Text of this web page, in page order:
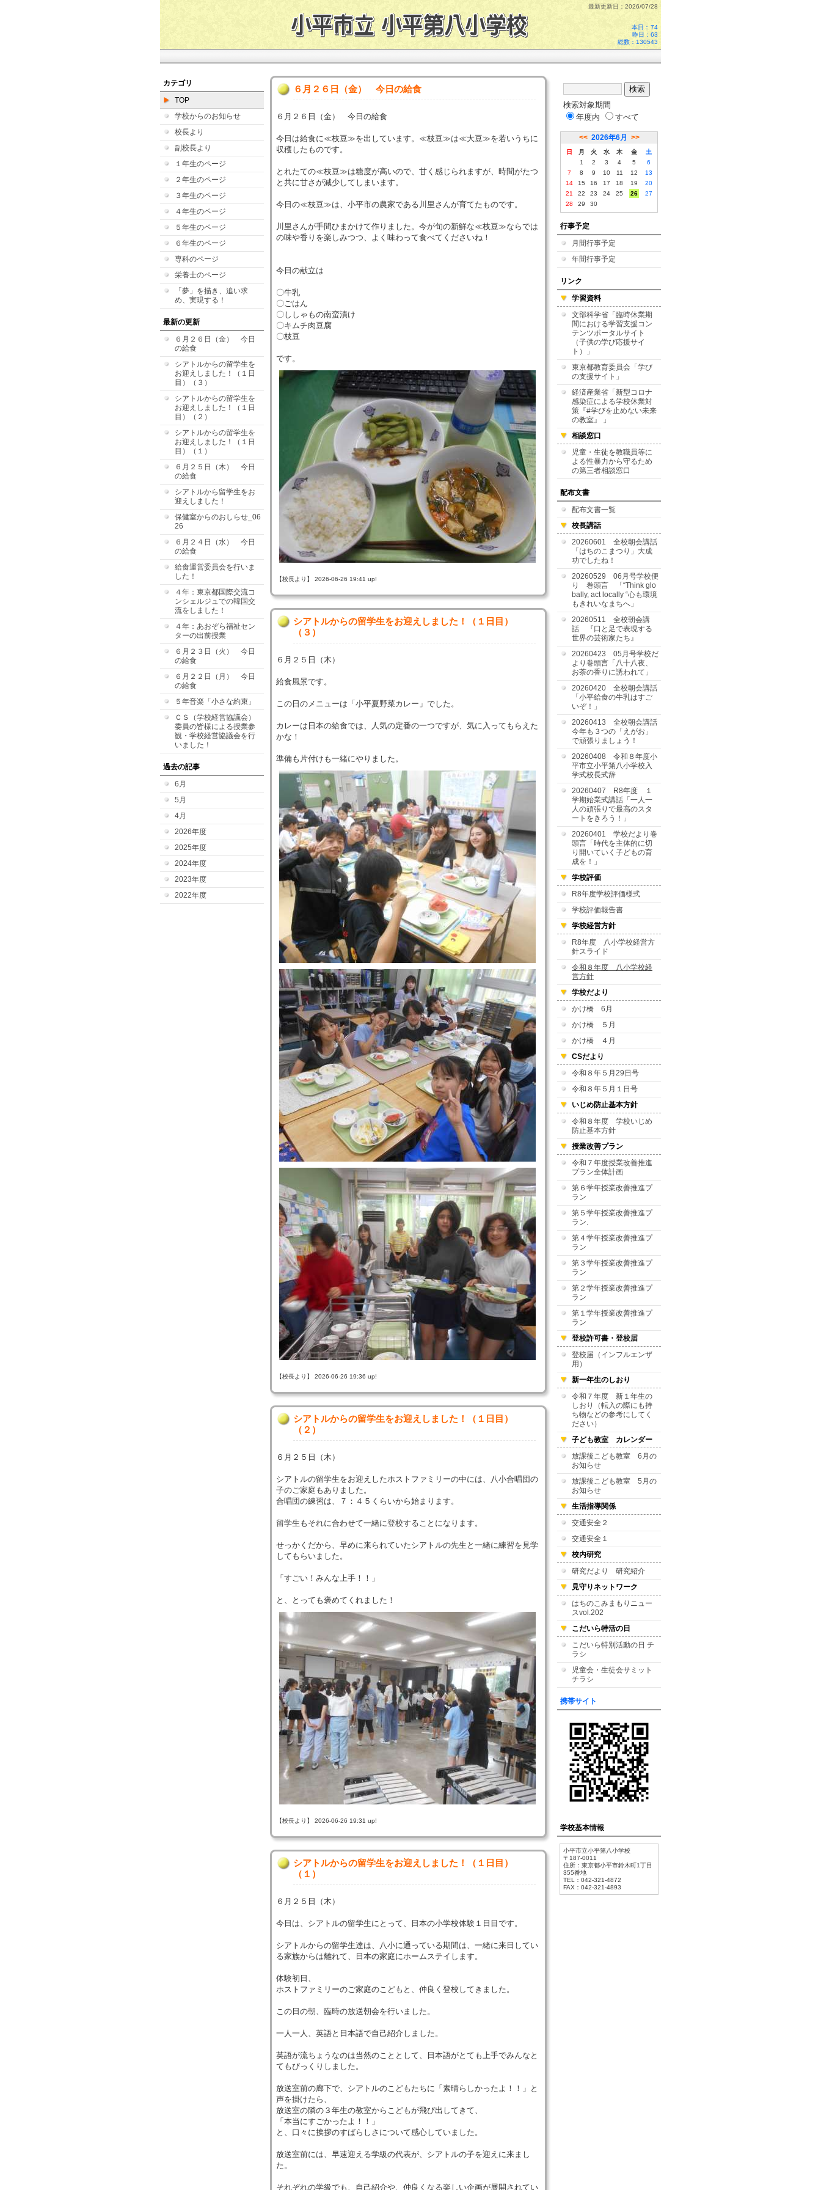
最新更新日：2026/07/28
本日： 74
昨日：63
総数：130543
カテゴリ
TOP
学校からのお知らせ
校長より
副校長より
１年生のページ
２年生のページ
３年生のページ
４年生のページ
５年生のページ
６年生のページ
専科のページ
栄養士のページ
「夢」を描き、追い求
め、実現する！
最新の更新
６月２６日（金） 今日
の給食
シアトルからの留学生を
お迎えしました！（１日
目）（３）
シアトルからの留学生を
お迎えしました！（１日
目）（２）
シアトルからの留学生を
お迎えしました！（１日
目）（１）
６月２５日（木） 今日
の給食
シアトルから留学生をお
迎えしました！
保健室からのおしらせ_06
26
６月２４日（水） 今日
の給食
給食運営委員会を行いま
した！
４年：東京都国際交流コ
ンシェルジュでの韓国交
流をしました！
４年：あおぞら福祉セン
ターの出前授業
６月２３日（火） 今日
の給食
６月２２日（月） 今日
の給食
５年音楽「小さな約束」
ＣＳ（学校経営協議会）
委員の皆様による授業参
観・学校経営協議会を行
いました！
過去の記事
6月
5月
4月
2026年度
2025年度
2024年度
2023年度
2022年度
６月２６日（金） 今日の給食
６月２６日（金） 今日の給食
今日は給食に≪枝豆≫を出しています。≪枝豆≫は≪大豆≫を若いうちに
収穫したものです。
とれたての≪枝豆≫は糖度が高いので、甘く感じられますが、時間がたつ
と共に甘さが減少してしまいます。
今日の≪枝豆≫は、小平市の農家である川里さんが育てたものです。
川里さんが手間ひまかけて作りました。今が旬の新鮮な≪枝豆≫ならでは
の味や香りを楽しみつつ、よく味わって食べてくださいね！
今日の献立は
〇牛乳
〇ごはん
〇ししゃもの南蛮漬け
〇キムチ肉豆腐
〇枝豆
です。
【校長より】 2026-06-26 19:41 up!
シアトルからの留学生をお迎えしました！（１日目）
（３）
６月２５日（木）
給食風景です。
この日のメニューは「小平夏野菜カレー」でした。
カレーは日本の給食では、人気の定番の一つですが、気に入ってもらえた
かな！
準備も片付けも一緒にやりました。
【校長より】 2026-06-26 19:36 up!
シアトルからの留学生をお迎えしました！（１日目）
（２）
６月２５日（木）
シアトルの留学生をお迎えしたホストファミリーの中には、八小合唱団の
子のご家庭もありました。
合唱団の練習は、７：４５くらいから始まります。
留学生もそれに合わせて一緒に登校することになります。
せっかくだから、早めに来られていたシアトルの先生と一緒に練習を見学
してもらいました。
「すごい！みんな上手！！」
と、とっても褒めてくれました！
【校長より】 2026-06-26 19:31 up!
シアトルからの留学生をお迎えしました！（１日目）
（１）
６月２５日（木）
今日は、シアトルの留学生にとって、日本の小学校体験１日目です。
シアトルからの留学生達は、八小に通っている期間は、一緒に来日してい
る家族からは離れて、日本の家庭にホームステイします。
体験初日、
ホストファミリーのご家庭のこどもと、仲良く登校してきました。
この日の朝、臨時の放送朝会を行いました。
一人一人、英語と日本語で自己紹介しました。
英語が流ちょうなのは当然のこととして、日本語がとても上手でみんなと
てもびっくりしました。
放送室前の廊下で、シアトルのこどもたちに「素晴らしかったよ！！」と
声を掛けたら、
放送室の隣の３年生の教室からこどもが飛び出してきて、
「本当にすごかったよ！！」
と、口々に挨拶のすばらしさについて感心していました。
放送室前には、早速迎える学級の代表が、シアトルの子を迎えに来まし
た。
それぞれの学級でも、自己紹介や、仲良くなる楽しい企画が展開されてい
検索対象期間
年度内
すべて
<< 2026年6月 >>
日 月 火 水 木 金
土
1
2 3 4 5
6
7
8 9 10 11 12
13
14
15 16 17 18 19
20
21
22 23 24 25 26
27
28
29 30
行事予定
月間行事予定
年間行事予定
リンク
学習資料
文部科学省「臨時休業期
間における学習支援コン
テンツポータルサイト
（子供の学び応援サイ
ト）」
東京都教育委員会「学び
の支援サイト」
経済産業省「新型コロナ
感染症による学校休業対
策『#学びを止めない未来
の教室』 」
相談窓口
児童・生徒を教職員等に
よる性暴力から守るため
の第三者相談窓口
配布文書
配布文書一覧
校長講話
20260601 全校朝会講話
「はちのこまつり」大成
功でしたね！
20260529 06月号学校便
り 巻頭言 「“Think glo
bally, act locally “心も環境
もきれいなまちへ」
20260511 全校朝会講
話 『口と足で表現する
世界の芸術家たち』
20260423 05月号学校だ
より巻頭言「八十八夜、
お茶の香りに誘われて」
20260420 全校朝会講話
「小平給食の牛乳はすご
いぞ！」
20260413 全校朝会講話
今年も３つの「えがお」
で頑張りましょう！
20260408 令和８年度小
平市立小平第八小学校入
学式校長式辞
20260407 R8年度 １
学期始業式講話「一人一
人の頑張りで最高のスタ
ートをきろう！」
20260401 学校だより巻
頭言「時代を主体的に切
り開いていく子どもの育
成を！」
学校評価
R8年度学校評価様式
学校評価報告書
学校経営方針
R8年度 八小学校経営方
針スライド
令和８年度 八小学校経
営方針
学校だより
かけ橋 6月
かけ橋 ５月
かけ橋 ４月
CSだより
令和８年５月29日号
令和８年５月１日号
いじめ防止基本方針
令和８年度 学校いじめ
防止基本方針
授業改善プラン
令和７年度授業改善推進
プラン全体計画
第６学年授業改善推進プ
ラン
第５学年授業改善推進プ
ラン.
第４学年授業改善推進プ
ラン
第３学年授業改善推進プ
ラン
第２学年授業改善推進プ
ラン
第１学年授業改善推進プ
ラン
登校許可書・登校届
登校届（インフルエンザ
用）
新一年生のしおり
令和７年度 新１年生の
しおり（転入の際にも持
ち物などの参考にしてく
ださい）
子ども教室 カレンダー
放課後こども教室 6月の
お知らせ
放課後こども教室 5月の
お知らせ
生活指導関係
交通安全２
交通安全１
校内研究
研究だより 研究紹介
見守りネットワーク
はちのこみまもりニュー
スvol.202
こだいら特活の日
こだいら特別活動の日 チ
ラシ
児童会・生徒会サミット
チラシ
携帯サイト
学校基本情報
小平市立小平第八小学校
〒187-0011
住所：東京都小平市鈴木町1丁目
355番地
TEL：042-321-4872
FAX：042-321-4893